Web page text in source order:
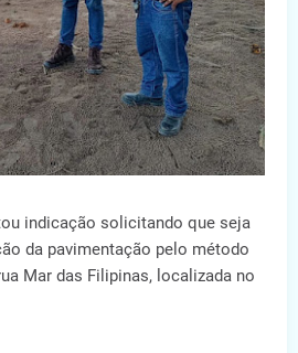
indicação solicitando que seja
da pavimentação pelo método
Mar das Filipinas, localizada no